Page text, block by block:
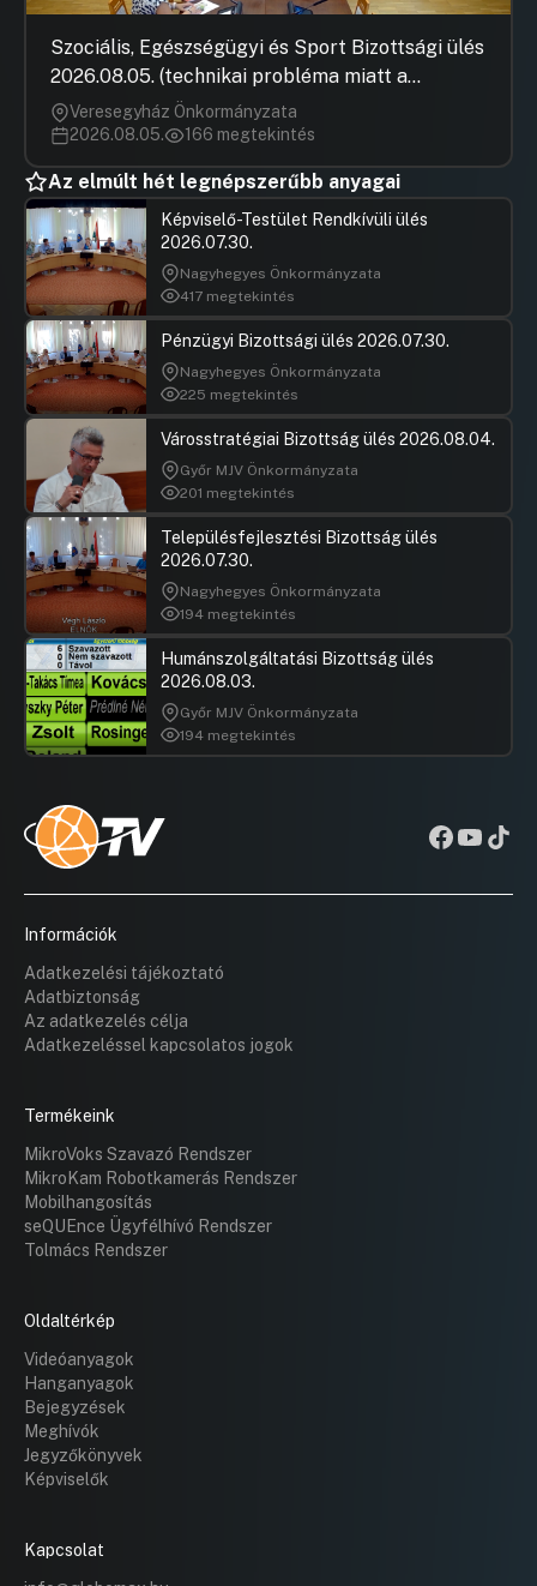
Szociális, Egészségügyi és Sport Bizottsági ülés
2026.08.05. (technikai probléma miatt a
jegyzőkönyv elfogadása nem rögzült)
Veresegyház Önkormányzata
2026.08.05.
166 megtekintés
Az elmúlt hét legnépszerűbb anyagai
Képviselő-Testület Rendkívüli ülés
2026.07.30.
Nagyhegyes Önkormányzata
417 megtekintés
Pénzügyi Bizottsági ülés 2026.07.30.
Nagyhegyes Önkormányzata
225 megtekintés
Városstratégiai Bizottság ülés 2026.08.04.
Győr MJV Önkormányzata
201 megtekintés
Településfejlesztési Bizottság ülés
2026.07.30.
Nagyhegyes Önkormányzata
194 megtekintés
Humánszolgáltatási Bizottság ülés
2026.08.03.
Győr MJV Önkormányzata
194 megtekintés
Információk
Adatkezelési tájékoztató
Adatbiztonság
Az adatkezelés célja
Adatkezeléssel kapcsolatos jogok
Termékeink
MikroVoks Szavazó Rendszer
MikroKam Robotkamerás Rendszer
Mobilhangosítás
seQUEnce Ügyfélhívó Rendszer
Tolmács Rendszer
Oldaltérkép
Videóanyagok
Hanganyagok
Bejegyzések
Meghívók
Jegyzőkönyvek
Képviselők
Kapcsolat